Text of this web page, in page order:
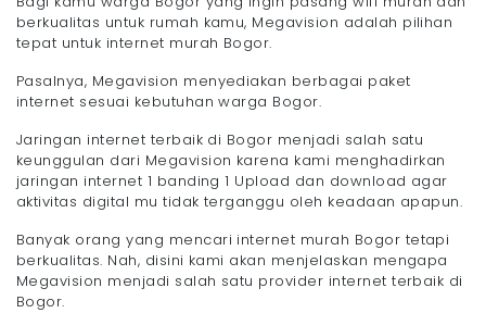
2. Provider Internet Bogor yang Menghadirkan Paket
Internet Sekaligus Paket TV Channel
3. Megavision merupakan Provider Internet Murah
4. Jaringan Internet Terbaik di Bogor dibandingkan
Kompetitornya
Kota yang Sudah Dijangkau Oleh Jaringan Internet
Megavision
- 1. Kota Bandung
- 2. Kabupaten Bandung Barat
- 4. Kabupaten Bogor
berkualitas untuk rumah kamu, Megavision adalah pilihan
tepat untuk internet murah Bogor.
Pasalnya, Megavision menyediakan berbagai paket
internet sesuai kebutuhan warga Bogor.
Jaringan internet terbaik di Bogor menjadi salah satu
keunggulan dari Megavision karena kami menghadirkan
jaringan internet 1 banding 1 Upload dan download agar
aktivitas digital mu tidak terganggu oleh keadaan apapun.
Banyak orang yang mencari internet murah Bogor tetapi
berkualitas. Nah, disini kami akan menjelaskan mengapa
Megavision menjadi salah satu provider internet terbaik di
Bogor.